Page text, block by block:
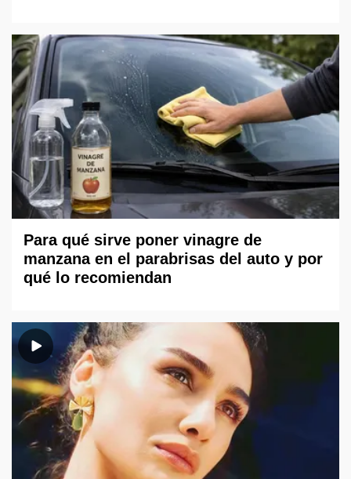
Para qué sirve poner vinagre de
manzana en el parabrisas del auto y por
qué lo recomiendan